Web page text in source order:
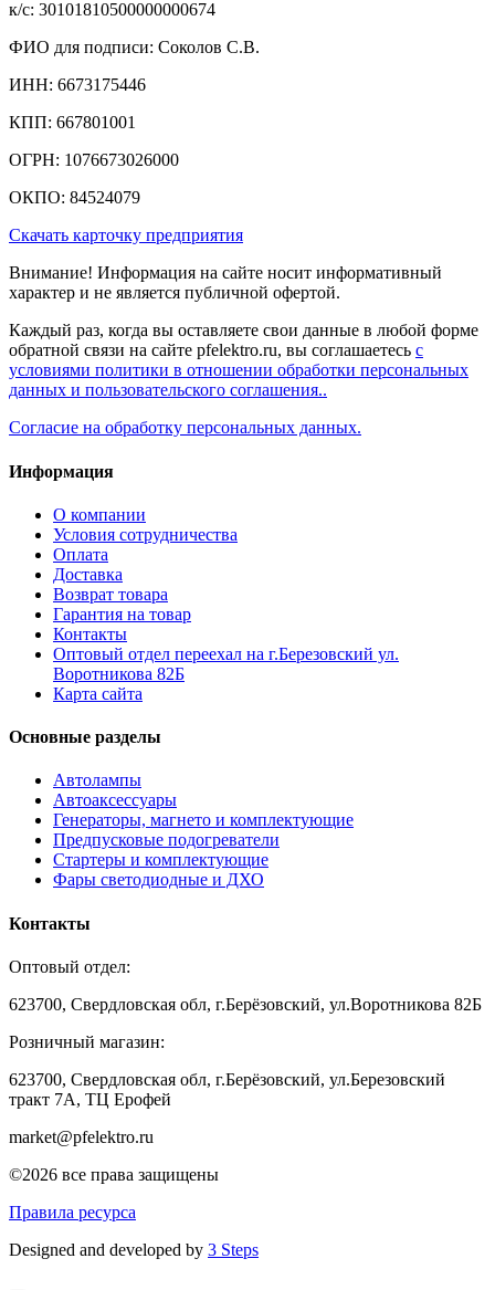
к/c: 30101810500000000674
ФИО для подписи: Соколов С.В.
ИНН: 6673175446
КПП: 667801001
ОГРН: 1076673026000
ОКПО: 84524079
Скачать карточку предприятия
Внимание! Информация на сайте носит информативный
характер и не является публичной офертой.
Каждый раз, когда вы оставляете свои данные в любой форме
обратной связи на сайте pfelektro.ru, вы соглашаетесь с
условиями политики в отношении обработки персональных
данных и пользовательского соглашения..
Согласие на обработку персональных данных.
Информация
О компании
Условия сотрудничества
Оплата
Доставка
Возврат товара
Гарантия на товар
Контакты
Оптовый отдел переехал на г.Березовский ул.
Воротникова 82Б
Карта сайта
Основные разделы
Автолампы
Автоаксессуары
Генераторы, магнето и комплектующие
Предпусковые подогреватели
Стартеры и комплектующие
Фары светодиодные и ДХО
Контакты
Оптовый отдел:
623700, Свердловская обл, г.Берёзовский, ул.Воротникова 82Б
Розничный магазин:
623700, Свердловская обл, г.Берёзовский, ул.Березовский
тракт 7А, ТЦ Ерофей
market@pfelektro.ru
©2026 все права защищены
Правила ресурса
Designed and developed by 3 Steps